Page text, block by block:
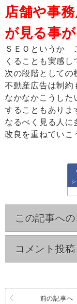
店舗や事
が見る事
ＳＥＯというか
くることも実感し
次の段階としての
不動産広告は制
なかなかこうした
することもありま
なるべく見る人に
改良を重ねていこ
シ
この記事へ
コメント投稿
前の記事へ